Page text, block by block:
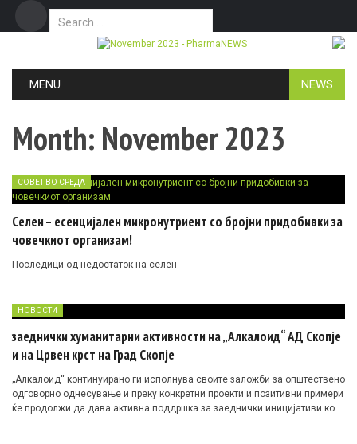
Search for:
MENU NEWS
Month: November 2023
СОВЕТ ВО СРЕДА
Селен – есенцијален микронутриент со бројни придобивки за
човечкиот организам!
Последици од недостаток на селен
НОВОСТИ
заеднички хуманитарни активности на „Алкалоид“ АД Скопје
и на Црвен крст на Град Скопје
„Алкалоид“ континуирано ги исполнува своите заложби за општествено
одговорно однесување и преку конкретни проекти и позитивни примери
ќе продолжи да дава активна поддршка за заеднички иницијативи кои